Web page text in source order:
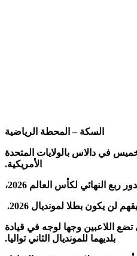
السكة – المحطة الرياضية
المغرب اليوم الخميس في دالاس بالولايات المتحدة
الأمريكية.
اللاعبين وجها لوجه في قيادة
بلديهما للمونديال الثاني تواليا.